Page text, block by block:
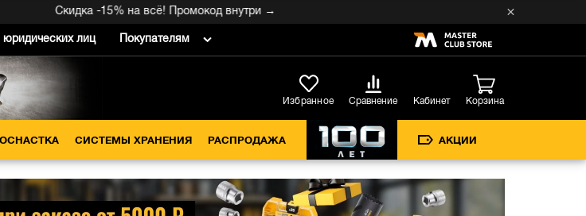
Скидка -15% на всё! Промокод внутри →
юридических лиц Покупателям
Избранное Сравнение Кабинет Корзина
ОСНАСТКА СИСТЕМЫ ХРАНЕНИЯ РАСПРОДАЖА АКЦИИ